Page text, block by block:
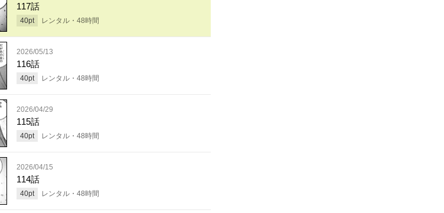
117話
40pt レンタル・ 48時間
2026/05/13
116話
40pt レンタル・ 48時間
2026/04/29
115話
40pt レンタル・ 48時間
2026/04/15
114話
40pt レンタル・ 48時間